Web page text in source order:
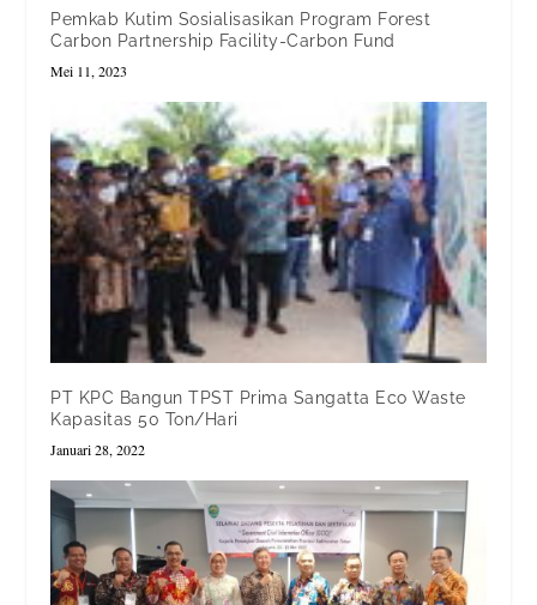
Pemkab Kutim Sosialisasikan Program Forest
Carbon Partnership Facility-Carbon Fund
Mei 11, 2023
PT KPC Bangun TPST Prima Sangatta Eco Waste
Kapasitas 50 Ton/Hari
Januari 28, 2022